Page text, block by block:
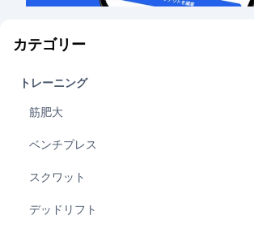
カテゴリー
トレーニング
筋肥大
ベンチプレス
スクワット
デッドリフト